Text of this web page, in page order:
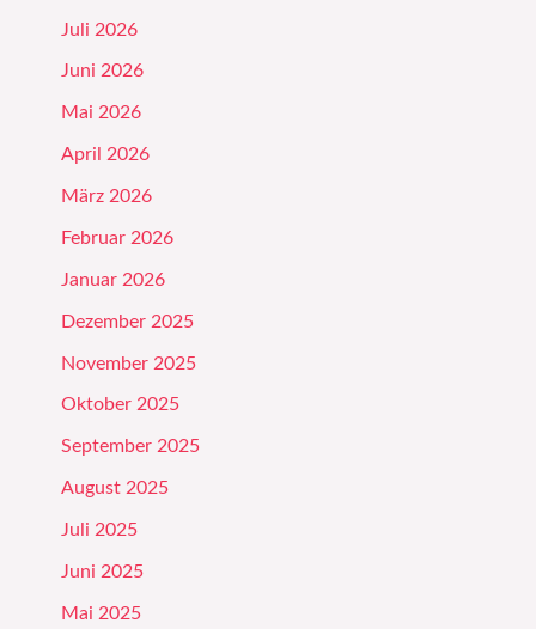
Juli 2026
Juni 2026
Mai 2026
April 2026
März 2026
Februar 2026
Januar 2026
Dezember 2025
November 2025
Oktober 2025
September 2025
August 2025
Juli 2025
Juni 2025
Mai 2025